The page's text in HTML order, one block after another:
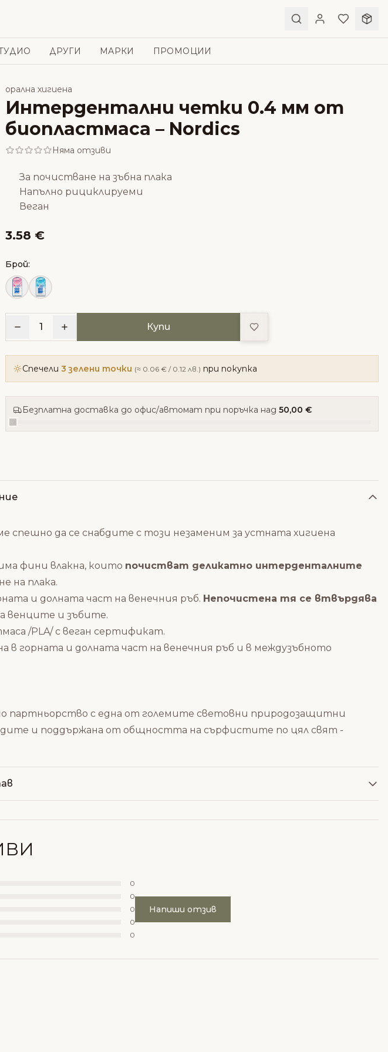
ДРУГИ МАРКИ ПРОМОЦИИ
орална хигиена
Интердентални четки 0.4 мм от
биопластмаса – Nordics
Няма отзиви
За почистване на зъбна плака
Напълно рициклируеми
Веган
3.58 €
Брой:
1 Купи Добави в любими
Спечели 3 зелени точки (≈ 0.06 € / 0.12 лв.) при покупка
Безплатна доставка до офис/автомат при поръчка над 50,00 €
спешно да се снабдите с този незаменим за устната хигиена
има фини влакна, които почистват деликатно интерденталните
на плака.
и долната част на венечния ръб. Непочистена тя се втвърдява
венците и зъбите.
/PLA/ с веган сертификат.
в горната и долната част на венечния ръб и в междузъбното
партньорство с една от големите световни природозащитни
и поддържана от общността на сърфистите по цял свят -
0
0
0
0
0
Напиши отзив